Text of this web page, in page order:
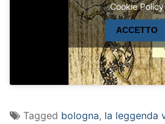
Cookie Policy
ACCETTO
Tagged bologna, la leggenda